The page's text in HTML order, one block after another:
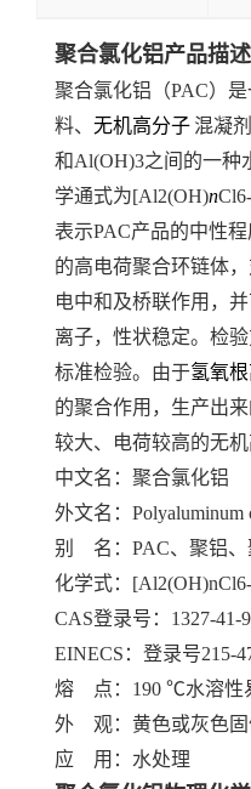
聚合氯化铝产品描述
聚合氯化铝（PAC）
料、 无机高分子 混凝
和Al(OH)3之间的一种
学通式为[Al2(OH)nCl6-
表示PAC产品的中性程
的高电荷聚合环链体
电中和及桥联作用，
离子，性状稳定。检
标准检验。由于氢氧
的聚合作用，生产出
较大、电荷较高的无
中文名：聚合氯化铝
外文名：Polyaluminum
别 名：PAC、聚铝、
化学式：[Al2(OH)nCl
CAS登录号：1327-41-9
EINECS：登录号215-
熔 点：190 ℃水溶性
外 观：黄色或灰色固
应 用：水处理